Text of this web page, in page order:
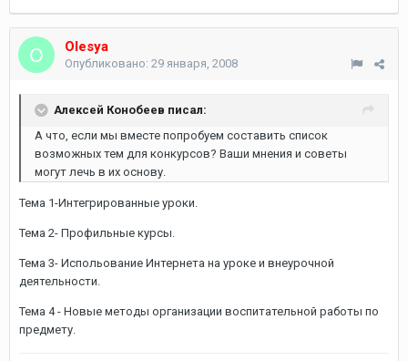
Olesya
Опубликовано: 29 января, 2008
Алексей Конобеев писал:
А что, если мы вместе попробуем составить список
возможных тем для конкурсов? Ваши мнения и советы
могут лечь в их основу.
Тема 1-Интегрированные уроки.
Тема 2- Профильные курсы.
Тема 3- Испольование Интернета на уроке и внеурочной
деятельности.
Тема 4 - Новые методы организации воспитательной работы по
предмету.